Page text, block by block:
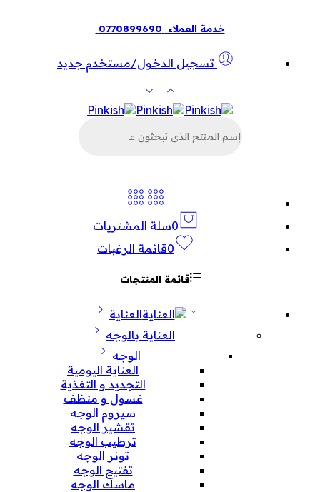
خدمة العملاء 0770899690
تسجيل الدخول/مستخدم جديد
عن
0سلة المشتريات
0قائمة الرغبات
قائمة المنتجات
العناية
العناية بالوجه
الوجه
العناية اليومية
التجديد و التغذية
غسول و منظف
سيروم الوجه
تقشير الوجه
ترطيب الوجه
تونر الوجه
تفتيح الوجه
ماسك الوجه